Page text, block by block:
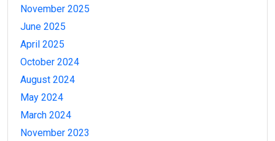
November 2025
June 2025
April 2025
October 2024
August 2024
May 2024
March 2024
November 2023